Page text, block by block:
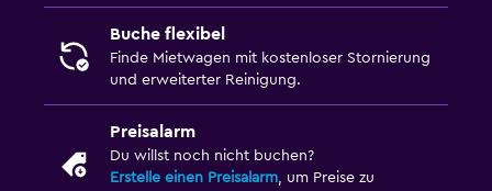
Buche flexibel
Finde Mietwagen mit kostenloser Stornierung
und erweiterter Reinigung.
Preisalarm
Du willst noch nicht buchen?
Erstelle einen Preisalarm, um Preise zu